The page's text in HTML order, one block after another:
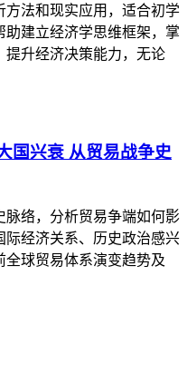
法和现实应用，适合初学
建立经济学思维框架，掌
提升经济决策能力，无论
国兴衰 从贸易战争史
络，分析贸易争端如何影
际经济关系、历史政治感兴
球贸易体系演变趋势及